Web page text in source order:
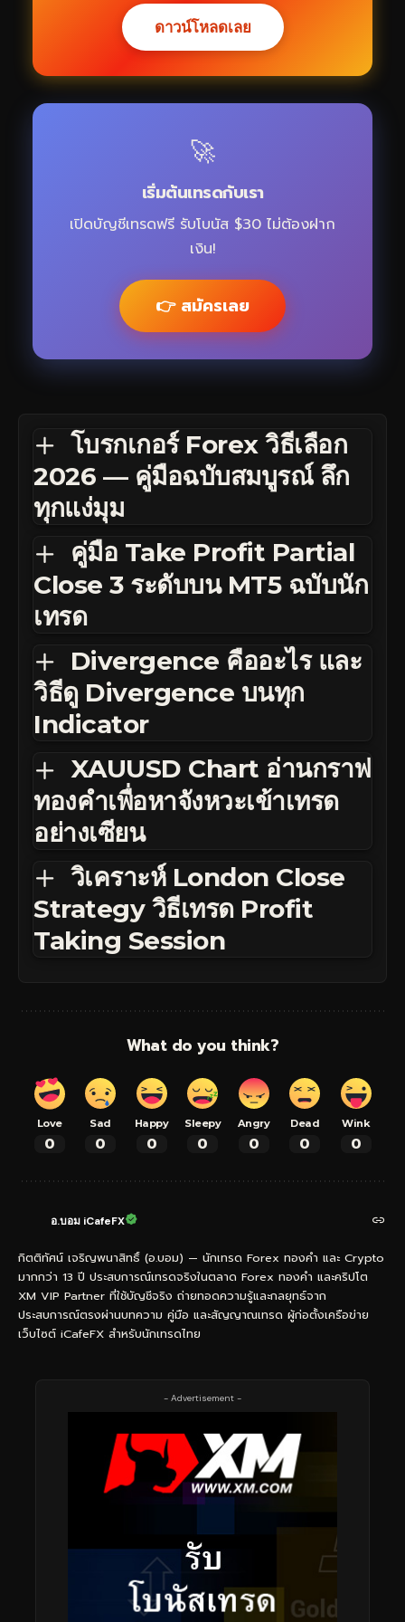
ดาวน์โหลดเลย
🚀
เริ่มต้นเทรดกับเรา
เปิดบัญชีเทรดฟรี รับโบนัส $30 ไม่ต้องฝาก
เงิน!
👉 สมัครเลย
โบรกเกอร์ Forex วิธีเลือก
2026 — คู่มือฉบับสมบูรณ์ ลึก
ทุกแง่มุม
คู่มือ Take Profit Partial
Close 3 ระดับบน MT5 ฉบับนัก
เทรด
Divergence คืออะไร และ
วิธีดู Divergence บนทุก
Indicator
XAUUSD Chart อ่านกราฟ
ทองคำเพื่อหาจังหวะเข้าเทรด
อย่างเซียน
วิเคราะห์ London Close
Strategy วิธีเทรด Profit
Taking Session
What do you think?
Love
0
Sad
0
Happy
0
Sleepy
0
Angry
0
Dead
0
Wink
0
อ.บอม iCafeFX
กิตติทัศน์ เจริญพนาสิทธิ์ (อ.บอม) — นักเทรด Forex ทองคำ และ Crypto
มากกว่า 13 ปี ประสบการณ์เทรดจริงในตลาด Forex ทองคำ และคริปโต
XM VIP Partner ที่ใช้บัญชีจริง ถ่ายทอดความรู้และกลยุทธ์จาก
ประสบการณ์ตรงผ่านบทความ คู่มือ และสัญญาณเทรด ผู้ก่อตั้งเครือข่าย
เว็บไซต์ iCafeFX สำหรับนักเทรดไทย
- Advertisement -